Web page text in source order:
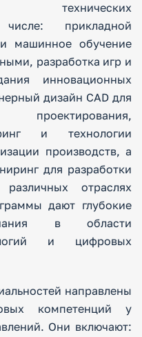
технических
прикладной
и машинное обучение
разработка игр и
инновационных
дизайн CAD для
и технологии
производств, а
для разработки
отраслях
дают глубокие
в области
и цифровых
направлены
компетенций у
Они включают: